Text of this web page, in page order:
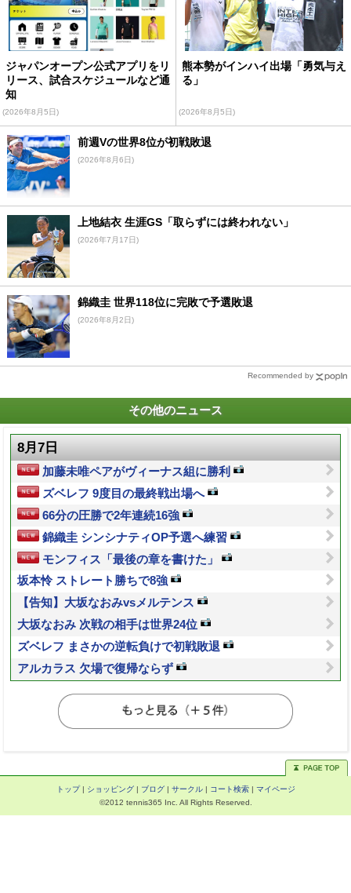
ジャパンオープン公式アプリをリ
リース、試合スケジュールなど通
知
(2026年8月5日)
熊本勢がインハイ出場「勇気与え
る」
(2026年8月5日)
前週Vの世界8位が初戦敗退
(2026年8月6日)
上地結衣 生涯GS「取らずには終われない」
(2026年7月17日)
錦織圭 世界118位に完敗で予選敗退
(2026年8月2日)
Recommended by
その他のニュース
8月7日
加藤未唯ペアがヴィーナス組に勝利
ズベレフ 9度目の最終戦出場へ
66分の圧勝で2年連続16強
錦織圭 シンシナティOP予選へ練習
モンフィス「最後の章を書けた」
坂本怜 ストレート勝ちで8強
【告知】大坂なおみvsメルテンス
大坂なおみ 次戦の相手は世界24位
ズベレフ まさかの逆転負けで初戦敗退
アルカラス 欠場で復帰ならず
トップ| ショッピング| ブログ| サークル| コート検索| マイページ
©2012 tennis365 Inc. All Rights Reserved.